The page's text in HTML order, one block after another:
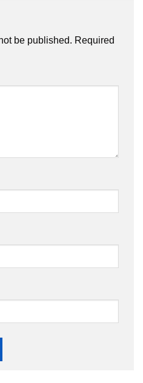
be published. Required